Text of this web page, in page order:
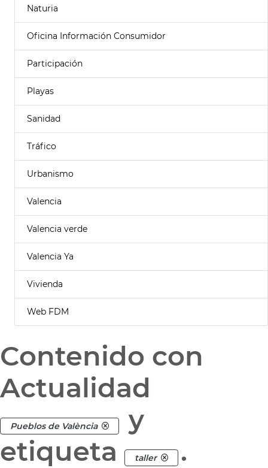
Naturia
Oficina Información Consumidor
Participación
Playas
Sanidad
Tráfico
Urbanismo
Valencia
Valencia verde
Valencia Ya
Vivienda
Web FDM
Contenido con
Actualidad
Pueblos de València
y
etiqueta
taller .